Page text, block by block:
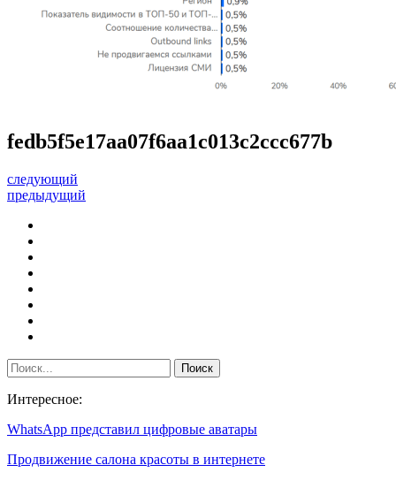
fedb5f5e17aa07f6aa1c013c2ccc677b
следующий
предыдущий
Интересное:
WhatsApp представил цифровые аватары
Продвижение салона красоты в интернете